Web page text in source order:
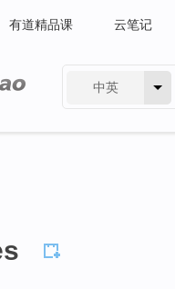
有道精品课 云笔记
中英